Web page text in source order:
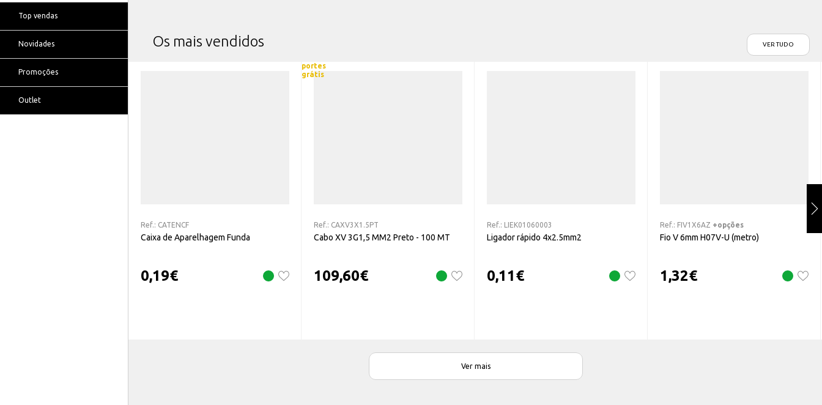
Top vendas
Novidades
Promoções
Outlet
Os mais vendidos VER TUDO
Ref.: CATENCF
Caixa de Aparelhagem Funda
0,19€
portes
grátis
Ref.: CAXV3X1.5PT
Cabo XV 3G1,5 MM2 Preto - 100 MT
109,60€
Ref.: LIEK01060003
Ligador rápido 4x2.5mm2
0,11€
Ref.: FIV1X6AZ +opções
Fio V 6mm H07V-U (metro)
1,32€
Ver mais